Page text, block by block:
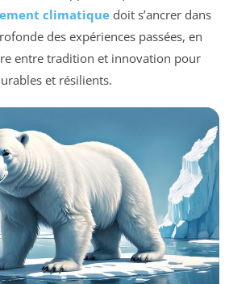
climatique doit s’ancrer dans
des expériences passées, en
entre tradition et innovation pour
et résilients.